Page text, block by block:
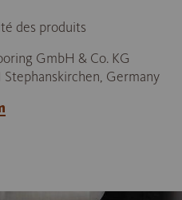
des produits
GmbH & Co. KG
Stephanskirchen, Germany